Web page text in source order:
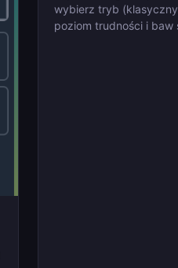
wybierz tryb
poziom trudności i baw